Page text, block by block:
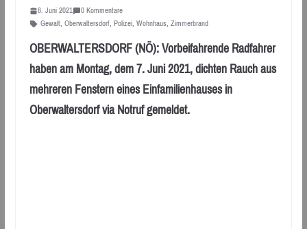
8. Juni 2021
0 Kommentare
Gewalt, Oberwaltersdorf, Polizei, Wohnhaus, Zimmerbrand
OBERWALTERSDORF (NÖ): Vorbeifahrende Radfahrer
haben am Montag, dem 7. Juni 2021, dichten Rauch aus
mehreren Fenstern eines Einfamilienhauses in
Oberwaltersdorf via Notruf gemeldet.